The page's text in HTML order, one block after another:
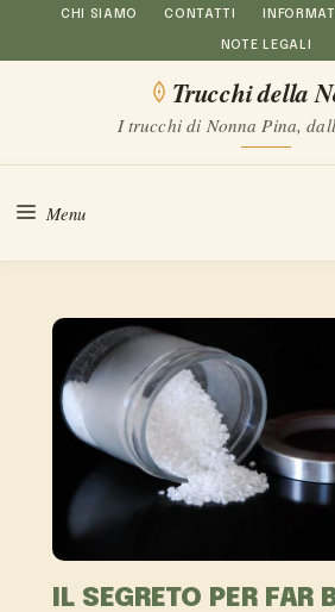
al
CHI SIAMO CONTATTI
NOTE LEGALI
Trucchi della
I trucchi di Nonna Pina,
Menu
IL SEGRETO PER FAR